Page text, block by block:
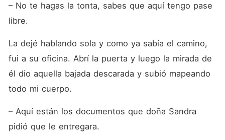
– No te hagas la tonta, sabes que aquí tengo pase
libre.
La dejé hablando sola y como ya sabía el camino,
fui a su oficina. Abrí la puerta y luego la mirada de
él dio aquella bajada descarada y subió mapeando
todo mi cuerpo.
– Aquí están los documentos que doña Sandra
pidió que le entregara.